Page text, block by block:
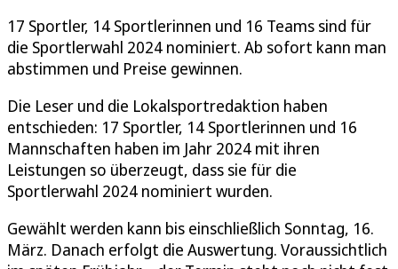
17 Sportler, 14 Sportlerinnen und 16 Teams sind für
die Sportlerwahl 2024 nominiert. Ab sofort kann man
abstimmen und Preise gewinnen.
Die Leser und die Lokalsportredaktion haben
entschieden: 17 Sportler, 14 Sportlerinnen und 16
Mannschaften haben im Jahr 2024 mit ihren
Leistungen so überzeugt, dass sie für die
Sportlerwahl 2024 nominiert wurden.
Gewählt werden kann bis einschließlich Sonntag, 16.
März. Danach erfolgt die Auswertung. Voraussichtlich